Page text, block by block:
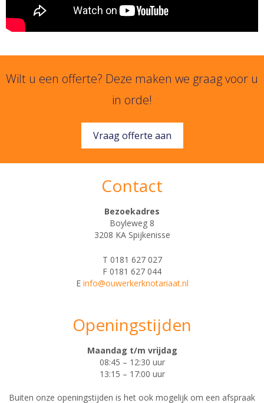
Wilt u een offerte? Deze maken we graag voor u
in orde!
Vraag offerte aan
Contact
Bezoekadres
Boyleweg 8
3208 KA Spijkenisse
T 0181 627 027
F 0181 627 044
E info@ouwerkerknotariaat.nl
Openingstijden
Maandag t/m vrijdag
08:45 – 12:30 uur
13:15 – 17:00 uur
Buiten onze openingstijden is het ook mogelijk om een afspraak